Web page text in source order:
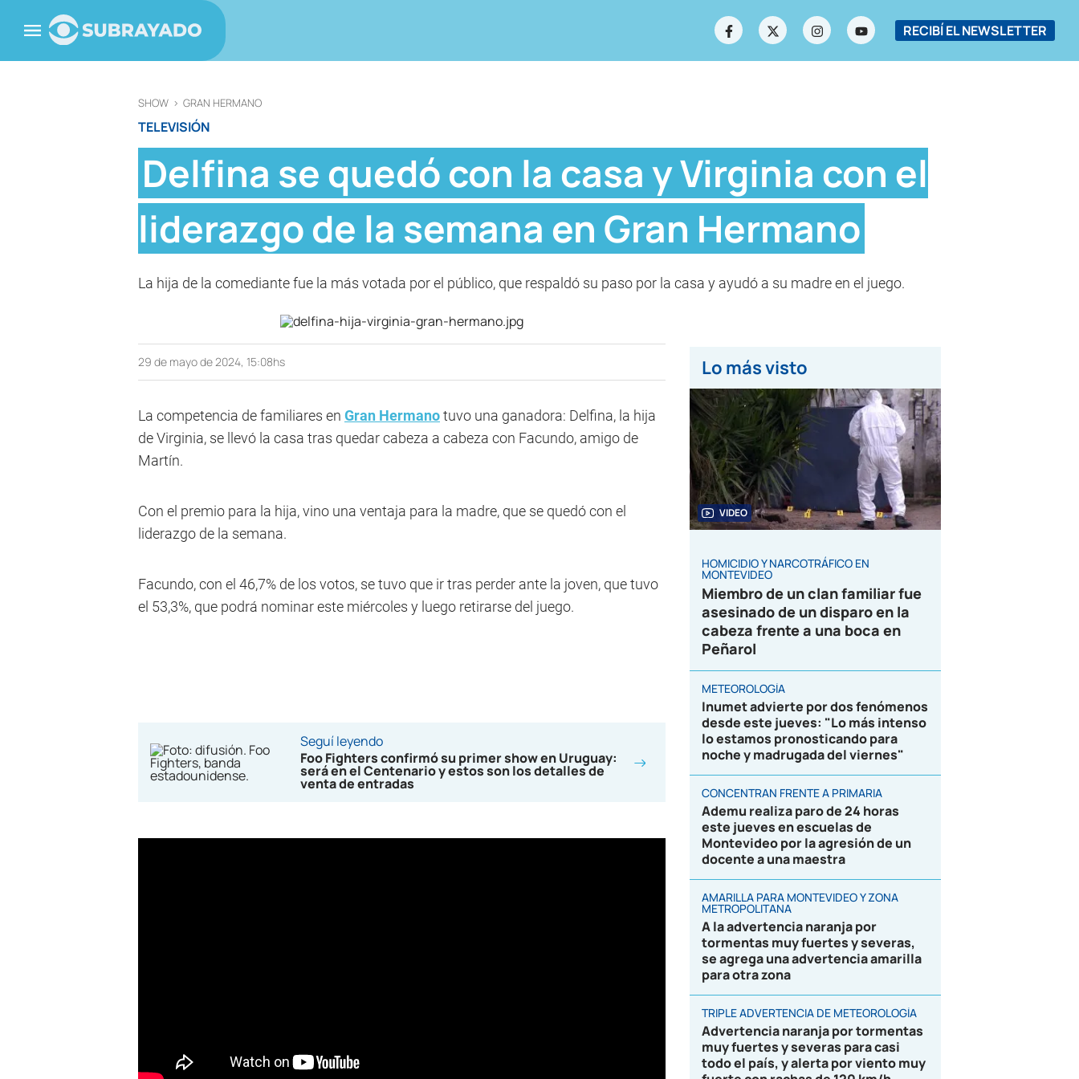
RECIBÍ EL NEWSLETTER
SHOW > GRAN HERMANO
TELEVISIÓN
Delfina se quedó con la casa y Virginia con el
liderazgo de la semana en Gran Hermano
La hija de la comediante fue la más votada por el público, que respaldó su paso por la casa y ayudó a su madre en el juego.
29 de mayo de 2024, 15:08hs
La competencia de familiares en Gran Hermanotuvo una ganadora: Delfina, la hija
de Virginia, se llevó la casa tras quedar cabeza a cabeza con Facundo, amigo de
Martín.
Con el premio para la hija, vino una ventaja para la madre, que se quedó con el
liderazgo de la semana.
Facundo, con el 46,7% de los votos, se tuvo que ir tras perder ante la joven, que tuvo
el 53,3%, que podrá nominar este miércoles y luego retirarse del juego.
Seguí leyendo
Foo Fighters confirmó su primer show en Uruguay:
será en el Centenario y estos son los detalles de
venta de entradas
Lo más visto
VIDEO
HOMICIDIO Y NARCOTRÁFICO EN
MONTEVIDEO
Miembro de un clan familiar fue
asesinado de un disparo en la
cabeza frente a una boca en
Peñarol
METEOROLOGÍA
Inumet advierte por dos fenómenos
desde este jueves: "Lo más intenso
lo estamos pronosticando para
noche y madrugada del viernes"
CONCENTRAN FRENTE A PRIMARIA
Ademu realiza paro de 24 horas
este jueves en escuelas de
Montevideo por la agresión de un
docente a una maestra
AMARILLA PARA MONTEVIDEO Y ZONA
METROPOLITANA
A la advertencia naranja por
tormentas muy fuertes y severas,
se agrega una advertencia amarilla
para otra zona
TRIPLE ADVERTENCIA DE METEOROLOGÍA
Advertencia naranja por tormentas
muy fuertes y severas para casi
todo el país, y alerta por viento muy